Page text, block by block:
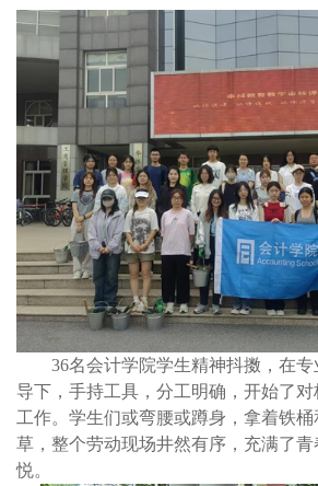
36名会计学院学生精神抖擞，在
导下，手持工具，分工明确，开始了
工作。学生们或弯腰或蹲身，拿着铁
草，整个劳动现场井然有序，充满了
悦。